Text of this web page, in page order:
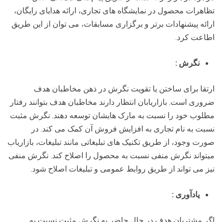
تظاهرات محصول در نمایشگاه های تجاری، ارائه هدایای رایگان،
ارائه پیشنهادات برتر و برگزاری مسابقات، می توان از این طریق
اطاعت کرد.
نگرش :
ارتقا برای ساختن یا تقویت نگرش در ذهن مخاطبان هدف
ضروری است. بازاریابان انتظار دارند مخاطبان هدف بتوانند رفتار
مطلوب خود را نسبت به مارک هایشان توسعه دهند. نگرش مثبت
نسبت به نام تجاری به افزایش فروش آن کمک می کند. در
صورت وجود، از طریق تکنیک های تبلیغاتی مانند تبلیغات، بازاریاب
میتواند نگرش منفی نسبت به محصول را اصلاح کند. نگرش منفی
نیز می تواند از طریق روابط عمومی و تبلیغات اصلاح شود.
یادآوری :
اگر مشتریان هدف در حال حاضر به نگرش مثبت نسبت به